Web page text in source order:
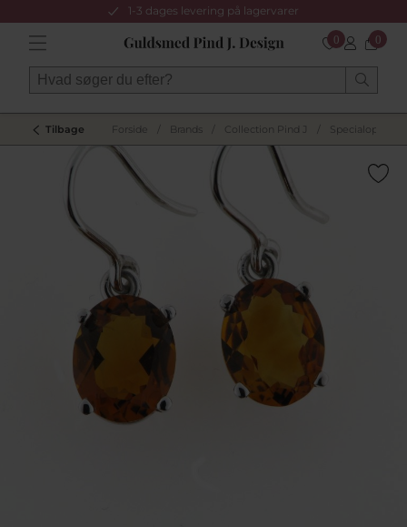
1-3 dages levering på lagervarer
0 0
Tilbage Forside Brands Collection Pind J